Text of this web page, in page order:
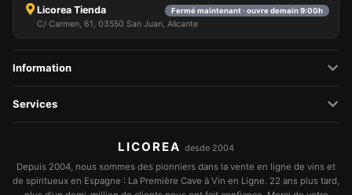
Licorea Tienda Fermé maintenant · ouvre demain 9:00h
C/ Carmen, 61, 03550 San Juan, Alicante
Information
Services
LICOREA desde 2004
Depuis 2004, nous sommes des pionniers dans la vente en ligne de vins et
de spiritueux en Espagne : La Première Cave à Vin en Ligne. 22 ans plus tard,
essentiel en choisissant d'accepter uniquement les
cookies nécessaires. Vous pouvez personnaliser
votre choix et sélectionner les cookies que vous
nous autorisez à utiliser dans votre session.